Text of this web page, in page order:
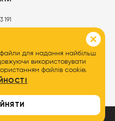
191
для надання найбільш
використовувати
файлів cookie.